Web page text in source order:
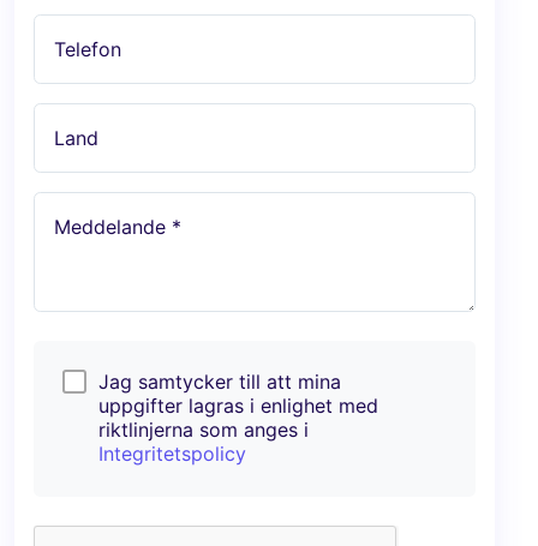
Telefon
Land
Meddelande *
Jag samtycker till att mina
uppgifter lagras i enlighet med
riktlinjerna som anges i
Integritetspolicy